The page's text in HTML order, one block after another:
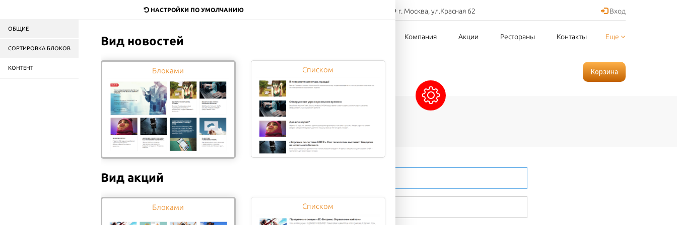
НАСТРОЙКИ ПО УМОЛЧАНИЮ
ОБЩИЕ
СОРТИРОВКА БЛОКОВ
КОНТЕНТ
Вид новостей
Блоками Списком
Вид акций
Блоками Списком
г. Москва, ул.Красная 62 Вход
в Москве и области
Компания Акции Рестораны Контакты Еще
Салаты Бургеры Напитки Десерты Корзина
АВТОРИЗАЦИЯ
Логин:
Пароль: